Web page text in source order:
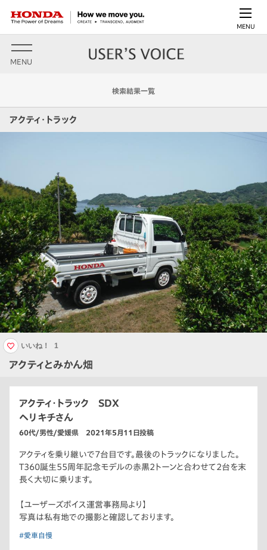
MENU
MENU
検索結果一覧
アクティ・トラック
アクティとみかん畑
いいね！ 1
アクティ・トラック SDX
ヘリキチさん
60代/男性/愛媛県 2021年5月11日投稿
アクティを乗り継いで7台目です。最後のトラックになりました。
T360誕生55周年記念モデルの赤黒2トーンと合わせて2台を末
長く大切に乗ります。
【ユーザーズボイス運営事務局より】
写真は私有地での撮影と確認しております。
#愛車自慢